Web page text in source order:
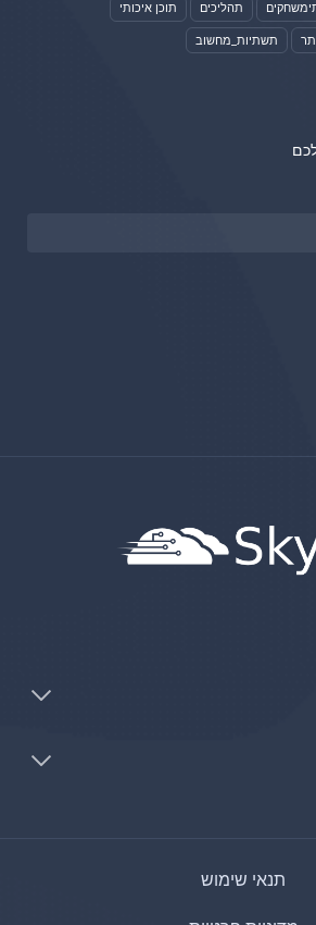
תהליכים תוכן איכותי
תשתיות_מחשוב
תנאי שימוש